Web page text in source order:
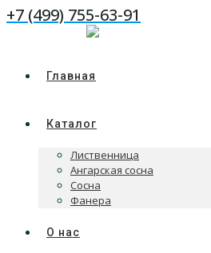
+7 (499) 755-63-91
Главная
Каталог
Лиственница
Ангарская сосна
Сосна
Фанера
О нас